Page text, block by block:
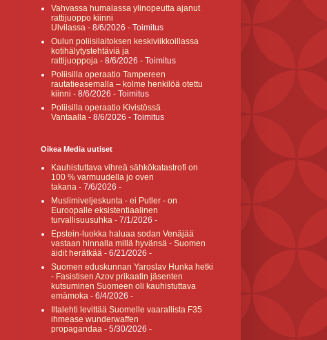
Vahvassa humalassa ylinopeutta ajanut
rattijuoppo kiinni
Ulvilassa - 8/6/2026 - Toimitus
Oulun poliisilaitoksen keskiviikkoillassa
kotihälytystehtäviä ja
rattijuoppoja - 8/6/2026 - Toimitus
Poliisilla operaatio Tampereen
rautatieasemalla – kolme henkilöä otettu
kiinni - 8/6/2026 - Toimitus
Poliisilla operaatio Kivistössä
Vantaalla - 8/6/2026 - Toimitus
Oikea Media uutiset
Kauhistuttava vihreä sähkökatastrofi on
100 % varmuudella jo oven
takana - 7/6/2026 -
Muslimiveljeskunta - ei Putler - on
Euroopalle eksistentiaalinen
turvallisuusuhka - 7/1/2026 -
Epstein-luokka haluaa sodan Venäjää
vastaan hinnalla millä hyvänsä - Suomen
äidit herätkää - 6/21/2026 -
Suomen eduskunnan Yaroslav Hunka hetki
- Fasistisen Azov prikaatin jäsenten
kutsuminen Suomeen oli kauhistuttava
emämoka - 6/4/2026 -
Iltalehti levittää Suomelle vaarallista F35
ihmease wunderwaffen
propagandaa - 5/30/2026 -